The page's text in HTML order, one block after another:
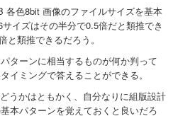
各色8bit 画像のファイルサイズを基本
イズはその半分で0.5倍だと類推でき
類推できるだろう。
ターンに相当するものが何か判って
イミングで答えることができる。
うかはともかく、自分なりに組版設計
本パターンを覚えておくと良いだろ